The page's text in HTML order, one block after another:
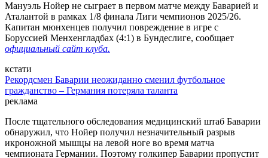
Мануэль Нойер не сыграет в первом матче между Баварией и
Аталантой в рамках 1/8 финала Лиги чемпионов 2025/26.
Капитан мюнхенцев получил повреждение в игре с
Боруссией Менхенгладбах (4:1) в Бундеслиге, сообщает
официальный сайт клуба.
кстати
Рекордсмен Баварии неожиданно сменил футбольное
гражданство – Германия потеряла таланта
реклама
После тщательного обследования медицинский штаб Баварии
обнаружил, что Нойер получил незначительный разрыв
икроножной мышцы на левой ноге во время матча
чемпионата Германии. Поэтому голкипер Баварии пропустит